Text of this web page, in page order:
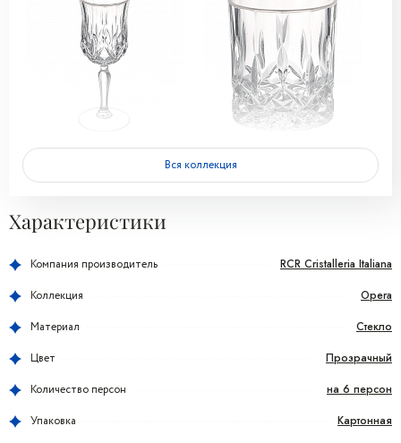
Вся коллекция
Характеристики
Компания производитель RCR Cristalleria Italiana
Коллекция Opera
Материал Стекло
Цвет Прозрачный
Количество персон на 6 персон
Упаковка Картонная